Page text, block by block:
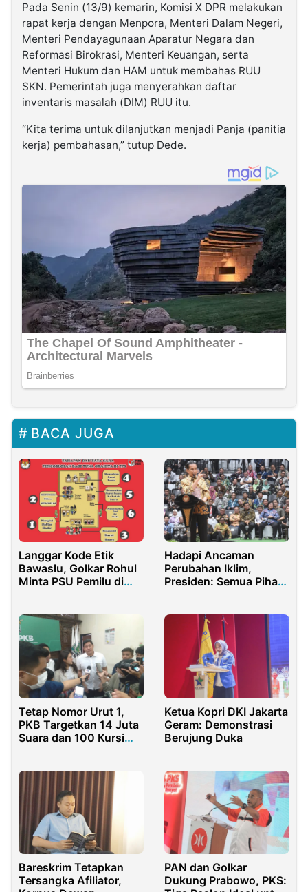
Pada Senin (13/9) kemarin, Komisi X DPR melakukan
rapat kerja dengan Menpora, Menteri Dalam Negeri,
Menteri Pendayagunaan Aparatur Negara dan
Reformasi Birokrasi, Menteri Keuangan, serta
Menteri Hukum dan HAM untuk membahas RUU
SKN. Pemerintah juga menyerahkan daftar
inventaris masalah (DIM) RUU itu.
“Kita terima untuk dilanjutkan menjadi Panja (panitia
kerja) pembahasan,” tutup Dede.
BACA JUGA
Langgar Kode Etik
Bawaslu, Golkar Rohul
Minta PSU Pemilu di
Hadapi Ancaman
Perubahan Iklim,
Presiden: Semua Pihak
Tetap Nomor Urut 1,
PKB Targetkan 14 Juta
Suara dan 100 Kursi
Ketua Kopri DKI Jakarta
Geram: Demonstrasi
Berujung Duka
Bareskrim Tetapkan
Tersangka Afiliator,
PAN dan Golkar
Dukung Prabowo, PKS: